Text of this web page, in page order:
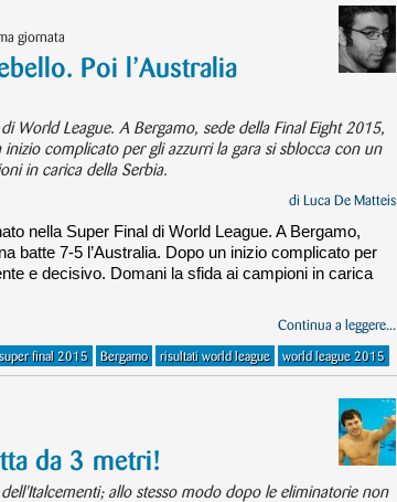
giornata
Poi l’Australia
World League. A Bergamo, sede della Final Eight 2015,
complicato per gli azzurri la gara si sblocca con un
in carica della Serbia.
di Luca De Matteis
nella Super Final di World League. A Bergamo,
batte 7-5 l’Australia. Dopo un inizio complicato per
e decisivo. Domani la sfida ai campioni in carica
Continua a leggere...
super final 2015 Bergamo risultati world league world league 2015
da 3 metri!
allo stesso modo dopo le eliminatorie non